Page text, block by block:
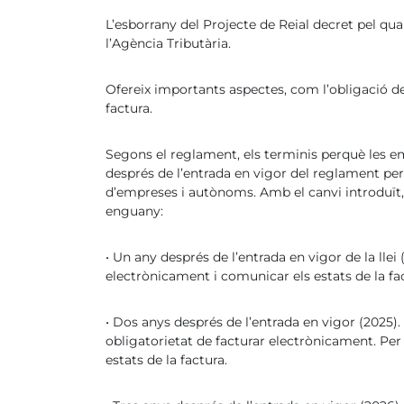
L’esborrany del Projecte de Reial decret pel
l’Agència Tributària.
Ofereix importants aspectes, com l’obligació
factura.
Segons el reglament, els terminis perquè les
després de l’entrada en vigor del reglament
d’empreses i autònoms. Amb el canvi
enguany:
• Un any després de l’entrada en vigor de la
electrònicament i comunicar els estats de la
• Dos anys després de l’entrada en vigor
obligatorietat de facturar electrònicament. Per
estats de la factura.